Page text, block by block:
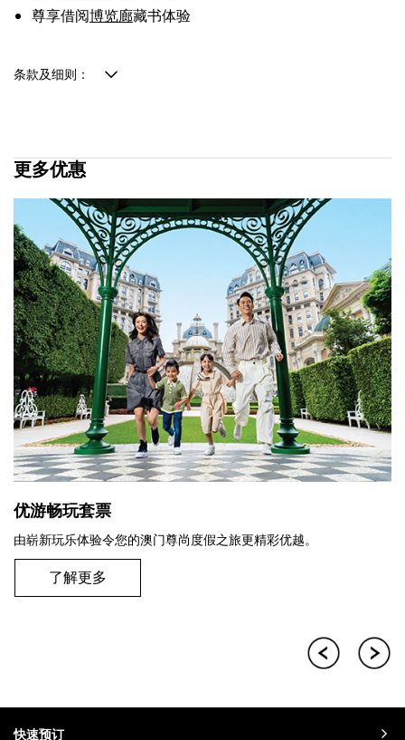
尊享借阅博览廊藏书体验
条款及细则：
更多优惠
优游畅玩套票
由崭新玩乐体验令您的澳门尊尚度假之旅更精彩优越。
了解更多
快速预订